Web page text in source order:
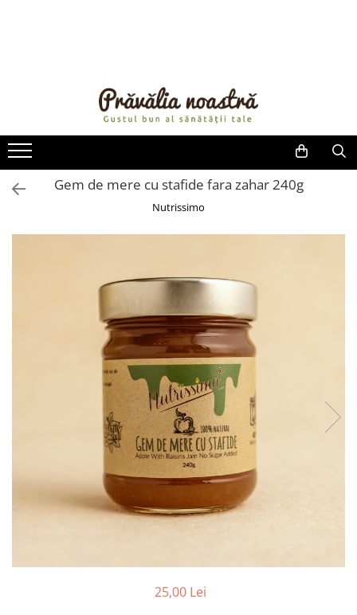
ULEIURI ȘI UNTURI
MĂSLINE
NUCI ȘI SEMINȚE
FRUCTE DESHIDRATATE
FRUCTE LA CONSERVĂ
BĂUTURI / LAPTE VEGETAL
CREME ȘI PASTE TARTINABILE
CEAIURI GRECEȘTI
CIOCOLATĂ ȘI CACAO
SUPERALIMENTE
LACTATE
Gem de mere cu stafide fara zahar 240g
Nutrissimo
25,00 Lei